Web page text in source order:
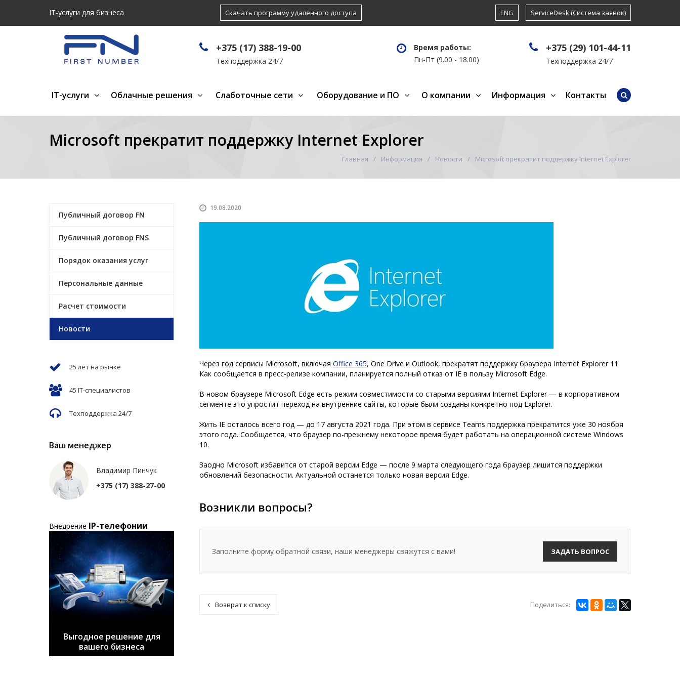
IT-услуги для бизнеса Скачать программу удаленного доступа ENG ServiceDesk (Система заявок)
+375 (17) 388-19-00
Техподдержка 24/7
Время работы:
Пн-Пт (9.00 - 18.00)
+375 (29) 101-44-11
Техподдержка 24/7
IT-услуги Облачные решения Слаботочные сети Оборудование и ПО О компании Информация Контакты
Microsoft прекратит поддержку Internet Explorer
Главная Информация Новости Microsoft прекратит поддержку Internet Explorer
19.08.2020
Через год сервисы Microsoft, включаяOffice 365, One Drive и Outlook, прекратят поддержку браузера Internet Explorer 11.
Как сообщается в пресс-релизе компании, планируется полный отказ от IE в пользу Microsoft Edge.
В новом браузере Microsoft Edge есть режим совместимости со старыми версиями Internet Explorer — в корпоративном
сегменте это упростит переход на внутренние сайты, которые были созданы конкретно под Explorer.
Жить IE осталось всего год — до 17 августа 2021 года. При этом в сервисе Teams поддержка прекратится уже 30 ноября
этого года. Сообщается, что браузер по-прежнему некоторое время будет работать на операционной системе Windows
10.
Заодно Microsoft избавится от старой версии Edge — после 9 марта следующего года браузер лишится поддержки
обновлений безопасности. Актуальной останется только новая версия Edge.
Возникли вопросы?
Заполните форму обратной связи, наши менеджеры свяжутся с вами! ЗАДАТЬ ВОПРОС
Возврат к списку Поделиться:
Публичный договор FN
Публичный договор FNS
Порядок оказания услуг
Персональные данные
Расчет стоимости
Новости
25 лет на рынке
45 IT-специалистов
Техподдержка 24/7
Ваш менеджер
Владимир Пинчук
+375 (17) 388-27-00
Внедрение IP-телефонии
Выгодное решение для
вашего бизнеса